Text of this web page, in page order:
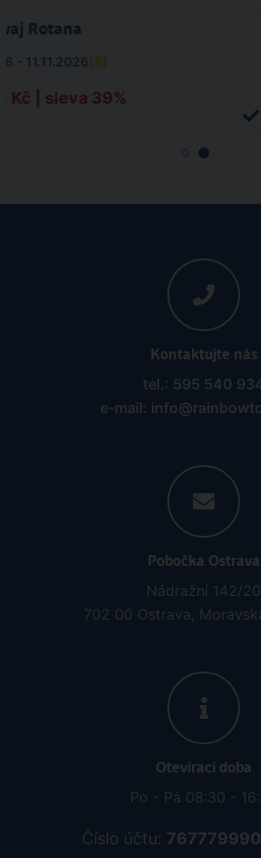
Rotana
- 11.11.2026(8)
Kč | sleva 39%
Kontaktujte nás
tel.: 595 540
e-mail:
Pobočka Ostrava
Nádražní 142/20
702 00 Ostrava,
Otevírací doba
Po - Pá 08:30 -
Číslo účtu: